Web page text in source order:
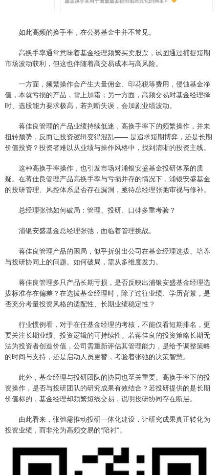
如此高频的换手率，在公募基金中并不常见。
高换手率通常意味着基金经理频繁买卖股票，试图通过捕捉短期
市场波动获利，但这也伴随着高交易成本与高风险。
一方面，频繁操作会产生大量佣金、印花税等费用，侵蚀基金净
值，本就亏损的产品，雪上加霜；另一方面，高频交易对基金经理择
时、选股能力要求极高，若判断失误，会加剧业绩波动。
蒋佳良管理的产品业绩持续低迷，高换手率下的频繁操作，并未
扭转颓势，反而让投资逻辑变得混乱—— 是追求短期博弈，还是长期
价值投资？投资者难以从业绩与操作风格中，找到清晰的投资主线。
这种高换手率操作，也引发市场对浦银安盛基金投研体系的质
疑。在蒋佳良管理产品高换手率与亏损并存的情况下，浦银安盛基金
的投研管理、风控体系是否存在漏洞，亟待总经理张弛审视与修补。
总经理张弛如何破局：管理、投研、口碑多重考验？
浦银安盛基金总经理张弛，面临着管理挑战。
蒋佳良管理产品的困局，似乎折射出公司在基金经理选拔、培养
与投研协同上的问题。如何破局，需从多维度发力。
蒋佳良管理多只产品长期亏损，是否反映出浦银安盛基金经理选
拔标准存在偏差？在选拔基金经理时，除了过往业绩、学历背景，是
否充分考量投资风格的适配性、长期业绩稳定性？
行业惯例看，对于在任基金经理的考核，不能仅看短期排名，更
要关注长期业绩、投资逻辑的可持续性。若蒋佳良的投资策略长期无
法为投资者创造价值，公司需重新评估其管理能力，是给予调整策略
的时间与支持，还是启动人员更替，考验着张弛的决策智慧。
此外，基金经理与投研团队的协同也至关重要。高换手率下的投
资操作，是否与投研团队的研究成果有效结合？若投研提供的是长期
价值标的，基金经理却频繁短线交易，说明投研协同存在断层。
由此看来，张弛需推动投研一体化建设，让研究成果真正转化为
投资业绩，而非沦为高频交易的“陪衬”。